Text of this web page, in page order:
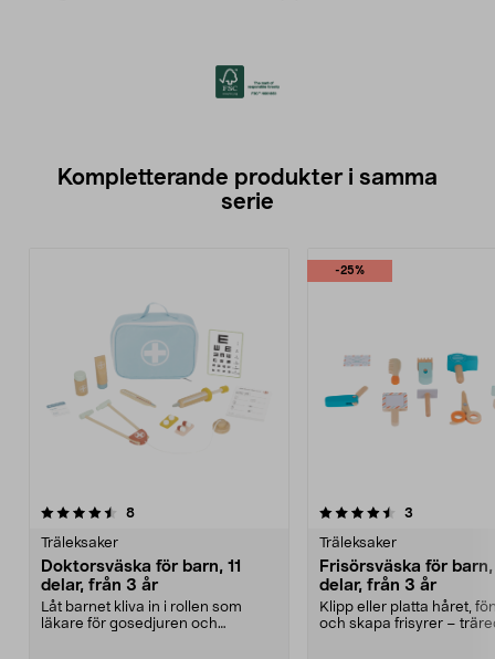
Kompletterande produkter i samma
serie
8recensioner
Träleksaker
Doktorsväska för barn, 11
delar, från 3 år
Låt barnet kliva in i rollen som
läkare för gosedjuren och
-25%
4.5av 5 stjärnor 3
Träleksaker
Frisörsväska för barn,
delar, från 3 år
Klipp eller platta håret,
och skapa frisyrer –
4.0av 5 stjärnor